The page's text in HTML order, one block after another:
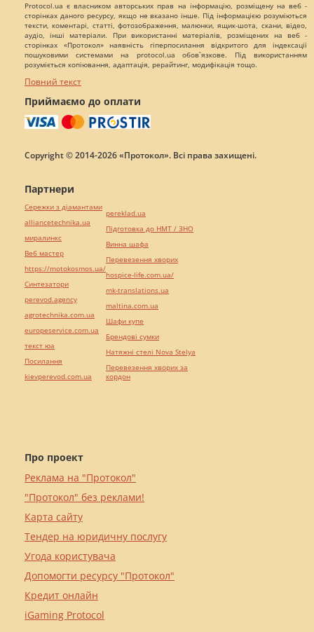
Protocol.ua є власником авторських прав на інформацію, розміщену на веб -
сторінках даного ресурсу, якщо не вказано інше. Під інформацією розуміються
тексти, коментарі, статті, фотозображення, малюнки, ящик-шота, скани, відео,
аудіо, інші матеріали. При використанні матеріалів, розміщених на веб -
сторінках «Протокол» наявність гіперпосилання відкритого для індексації
пошуковими системами на protocol.ua обов`язкове. Під використанням
розуміється копіювання, адаптація, рерайтинг, модифікація тощо.
Повний текст
Приймаємо до оплати
Copyright © 2014-2026 «Протокол». Всі права захищені.
Про проект
Реклама на "Протокол"
"Протокол" без реклами!
Карта сайту
Тендер на юридичну послугу
Угода користувача
Допомогти ресурсу "Протокол"
Кредит онлайн
iGaming Protocol
Партнери
Сережки з діамантами
alliancetechnika.ua
миралинкс
Веб мастер
https://motokosmos.ua/
Синтезатори
perevod.agency
agrotechnika.com.ua
europeservice.com.ua
текст юа
Посилання
kievperevod.com.ua
pereklad.ua
Підготовка до НМТ / ЗНО
Винна шафа
Перевезення хворих
hospice-life.com.ua/
mk-translations.ua
maltina.com.ua
Шафи купе
Брендові сумки
Натяжні стелі Nova Stelya
Перевезення хворих за
кордон